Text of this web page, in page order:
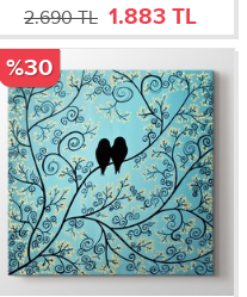
2.690 TL 1.883 TL
%30